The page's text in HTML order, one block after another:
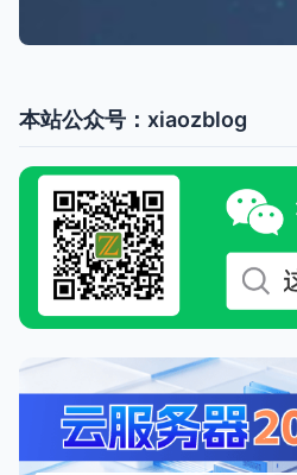
本站公众号：xiaozblog